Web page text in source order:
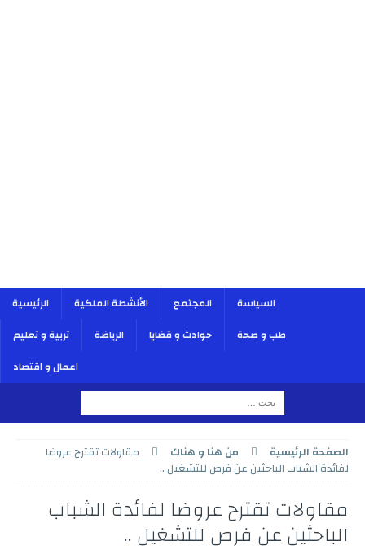
الرئيسية الأنشطة الملكية المجتمع
السياسة
تربية و تعليم
الرياضة حوادث و قضايا
طب و صحة
اعمال و اقتصاد
الصفحة الرئيسية من هنا و هناك
مقاولات تقترح عروضا
لفائدة الشباب الباحثين عن فرص للتشغيل ..
مقاولات تقترح عروضا لفائدة الشباب
الباحثين عن فرص للتشغيل ..